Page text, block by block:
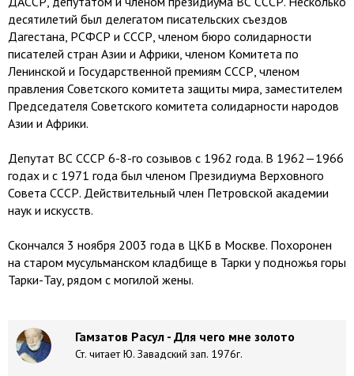
десятилетий был делегатом писательских съездов
Дагестана, РСФСР и СССР, членом бюро солидарности
писателей стран Азии и Африки, членом Комитета по
Ленинской и Государственной премиям СССР, членом
правления Советского комитета защиты мира, заместителем
Председателя Советского комитета солидарности народов
Азии и Африки.
Депутат ВС СССР 6-8-го созывов с 1962 года. В 1962—1966
годах и с 1971 года был членом Президиума Верховного
Совета СССР. Действительный член Петровской академии
наук и искусств.
Скончался 3 ноября 2003 года в ЦКБ в Москве. Похоронен
на старом мусульманском кладбище в Тарки у подножья горы
Тарки-Тау, рядом с могилой жены.
Гамзатов Расул - Для чего мне золото
Ст. читает Ю. Завадский зап. 1976г.